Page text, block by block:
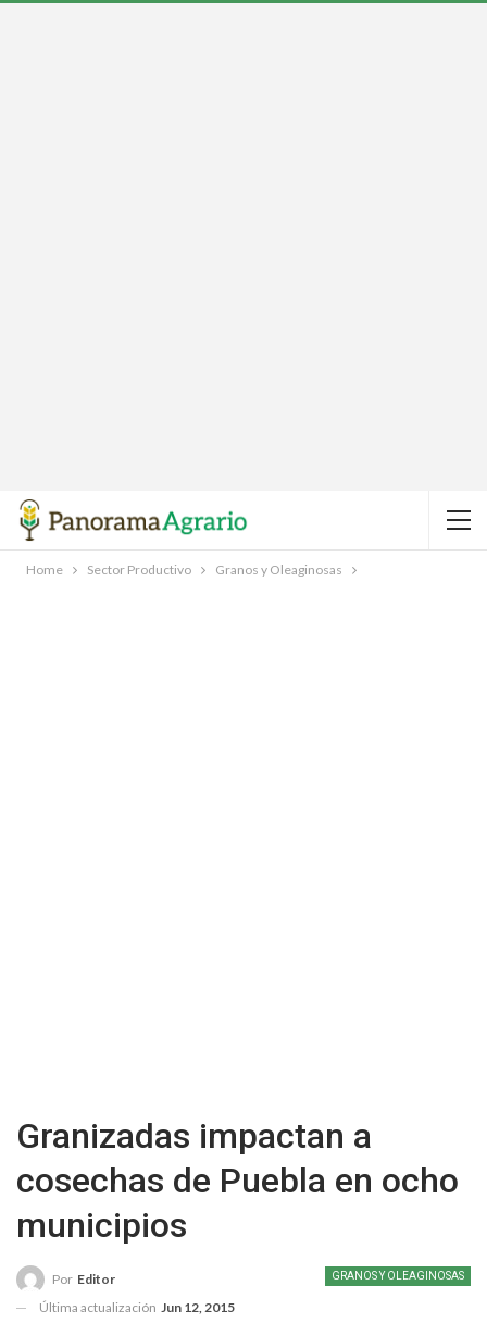
Home Sector Productivo Granos y Oleaginosas
Granizadas impactan a
cosechas de Puebla en ocho
municipios
GRANOS Y OLEAGINOSAS
Por Editor
Última actualización Jun 12, 2015